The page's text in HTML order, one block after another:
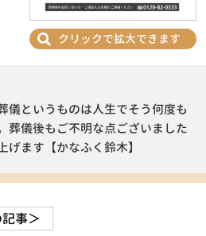
クリックで拡大できます
儀というものは人生でそう何度も
葬儀後もご不明な点ございました
ます【かなふく鈴木】
事＞